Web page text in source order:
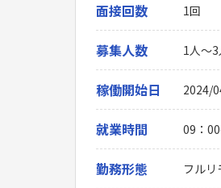
面接回数
1回
募集人数 1人～3
稼働開始日 2024/
就業時間 09：
勤務形態 フルリ